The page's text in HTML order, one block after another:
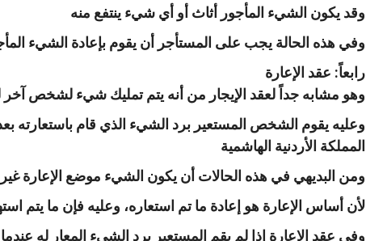
وقد يكون الشيء المأجور أثاث أو أي شيء ينتفع منه
وفي هذه الحالة يجب على المستأجر أن يقوم بإعادة الشيء
رابعاً: عقد الإعارة
وهو مشابه جداً لعقد الإيجار من أنه يتم تمليك شيء لشخص
المملكة الأردنية الهاشمية
ومن البديهي في هذه الحالات أن يكون الشيء موضع الإعارة غير
لأن أساس الإعارة هو إعادة ما تم استعاره، وعليه فإن ما يتم
وفي عقد الإعارة إذا لم يقم المستعير برد الشيء المعار له